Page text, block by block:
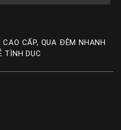
CẤP, QUA ĐÊM NHANH
TÌNH DỤC